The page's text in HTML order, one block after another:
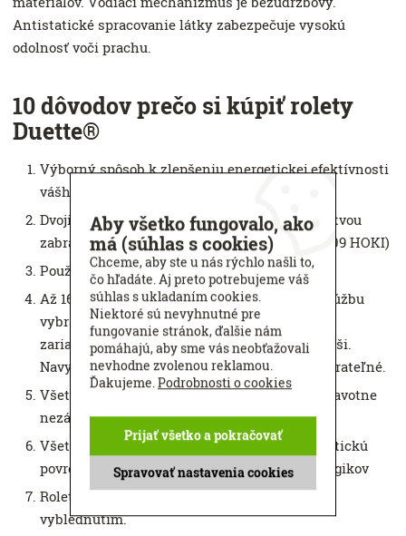
Antistatické spracovanie látky zabezpečuje vysokú
odolnosť voči prachu.
10 dôvodov prečo si kúpiť rolety
Duette®
Výborný spôsob k zlepšeniu energetickej efektívnosti
vášho domova.
Dvojité plisovanie s vnútornou hliníkovou vrstvou
zabraňuje úniku tepla až o 46 %. (ESB-007/2009 HOKI)
Použiteľnosť pre akýkoľvek typ a tvar okna.
Až 165 rôznych dizajnov látok uspokojí vašu túžbu
vybrať si farbu, ktorá bude ladiť práve s vašim
zariadeníminteriérua prinesie pokoj vašej duši.
Navyše látky s výnimkou zatemňujúcich sú prateľné.
Všetky látky sú laboratórne testované, sú zdravotne
nezávadné .
Všetky látky sú impregnované a majú antistatickú
povrchovú úpravu, takže sú vhodné aj pre alergikov
Roleta Duette ochráni nábytok ainteriérpred
vyblednutím.
Aby všetko fungovalo, ako
má (súhlas s cookies)
Chceme, aby ste u nás rýchlo našli to,
čo hľadáte. Aj preto potrebujeme váš
súhlas s ukladaním cookies.
Niektoré sú nevyhnutné pre
fungovanie stránok, ďalšie nám
pomáhajú, aby sme vás neobťažovali
nevhodne zvolenou reklamou.
Ďakujeme.Podrobnosti o cookies
Spravovať nastavenia cookies
Prijať všetko a pokračovať